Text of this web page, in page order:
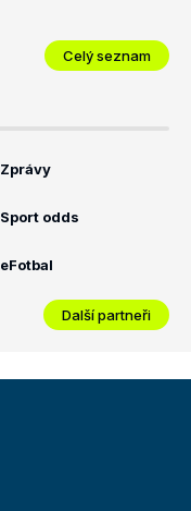
Celý seznam
Zprávy
Sport odds
eFotbal
Další partneři